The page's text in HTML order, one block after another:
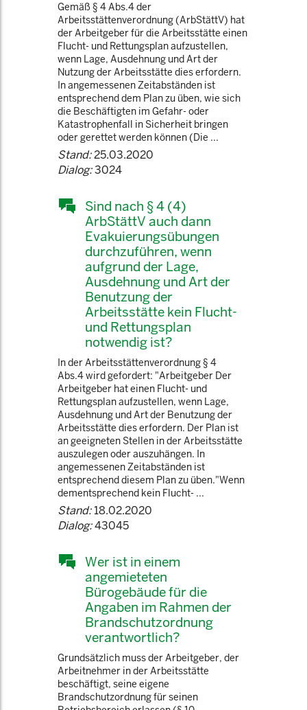
Gemäß § 4 Abs.4 der
Arbeitsstättenverordnung (ArbStättV) hat
der Arbeitgeber für die Arbeitsstätte einen
Flucht- und Rettungsplan aufzustellen,
wenn Lage, Ausdehnung und Art der
Nutzung der Arbeitsstätte dies erfordern.
In angemessenen Zeitabständen ist
entsprechend dem Plan zu üben, wie sich
die Beschäftigten im Gefahr- oder
Katastrophenfall in Sicherheit bringen
oder gerettet werden können (Die ...
Stand:25.03.2020
Dialog:3024
Sind nach § 4 (4)
ArbStättV auch dann
Evakuierungsübungen
durchzuführen, wenn
aufgrund der Lage,
Ausdehnung und Art der
Benutzung der
Arbeitsstätte kein Flucht-
und Rettungsplan
notwendig ist?
In der Arbeitsstättenverordnung § 4
Abs.4 wird gefordert: "Arbeitgeber Der
Arbeitgeber hat einen Flucht- und
Rettungsplan aufzustellen, wenn Lage,
Ausdehnung und Art der Benutzung der
Arbeitsstätte dies erfordern. Der Plan ist
an geeigneten Stellen in der Arbeitsstätte
auszulegen oder auszuhängen. In
angemessenen Zeitabständen ist
entsprechend diesem Plan zu üben."Wenn
dementsprechend kein Flucht- ...
Stand:18.02.2020
Dialog:43045
Wer ist in einem
angemieteten
Bürogebäude für die
Angaben im Rahmen der
Brandschutzordnung
verantwortlich?
Grundsätzlich muss der Arbeitgeber, der
Arbeitnehmer in der Arbeitsstätte
beschäftigt, seine eigene
Brandschutzordnung für seinen